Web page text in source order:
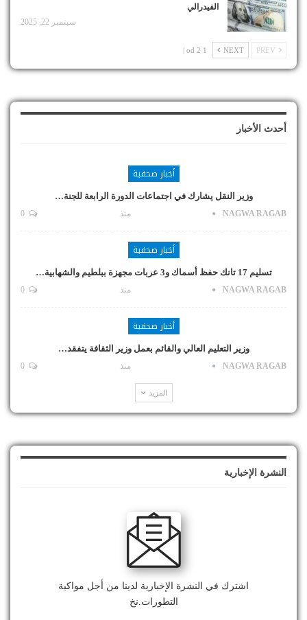
الفيدرالي
سبتمبر 22, 2025
NEXT
1 od 2 |
أحدث الأخبار
أخبار صحفية
وزير النقل يشارك في اجتماعات الدورة الرابعة للجنة…
NAGWA RAGAB منذ
أخبار صحفية
تسليم 17 تانك حفظ أسماك و3 عربات مجهزة ببلطيم والشهابية…
NAGWA RAGAB منذ
أخبار صحفية
وزير التعليم العالي والقائم بعمل وزير الثقافة يتفقد…
NAGWA RAGAB منذ
المزيد
النشرة الإخبارية
اشترك في النشرة الإخبارية لدينا من أجل مواكبة
التطورات.نخ